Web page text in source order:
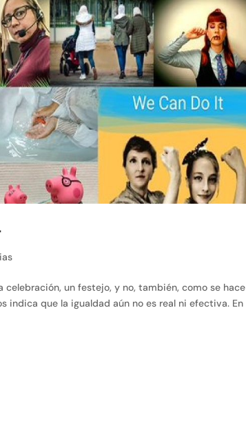
un festejo, y no, también, como se hace
indica que la igualdad aún no es real ni efectiva. En